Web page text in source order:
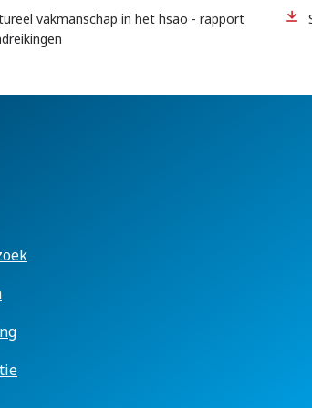
vakmanschap in het hsao - rapport